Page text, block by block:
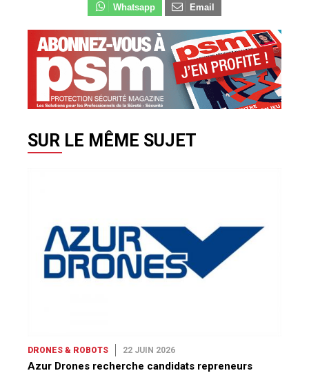
Whatsapp
Email
SUR LE MÊME SUJET
DRONES & ROBOTS 22 JUIN 2026
Azur Drones recherche candidats repreneurs